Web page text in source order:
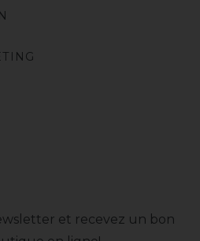
et recevez un bon